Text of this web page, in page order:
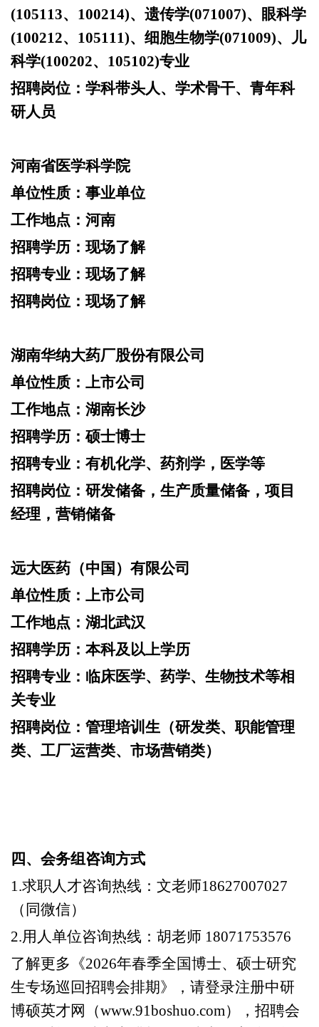
(105113、100214)、遗传学(071007)、眼科学
(100212、105111)、细胞生物学(071009)、儿
科学(100202、105102)专业
招聘岗位： 学科带头人、学术骨干、青年科
研人员
河南省医学科学院
单位性质： 事业单位
工作地点： 河南
招聘学历：现场了解
招聘专业：现场了解
招聘岗位：现场了解
湖南华纳大药厂股份有限公司
单位性质： 上市公司
工作地点： 湖南长沙
招聘学历：硕士博士
招聘专业： 有机化学、药剂学，医学等
招聘岗位： 研发储备，生产质量储备，项目
经理，营销储备
远大医药（中国）有限公司
单位性质： 上市公司
工作地点： 湖北武汉
招聘学历： 本科及以上学历
招聘专业： 临床医学、药学、生物技术等相
关专业
招聘岗位： 管理培训生（研发类、职能管理
类、工厂运营类、市场营销类）
四、 会务组咨询方式
1.求职人才咨询热线：文老师18627007027
（同微信）
2.用人单位咨询热线：胡老师 18071753576
了解更多《2026年春季全国博士、硕士研究
生专场巡回招聘会排期》，请登录注册中研
博硕英才网（www.91boshuo.com），招聘会